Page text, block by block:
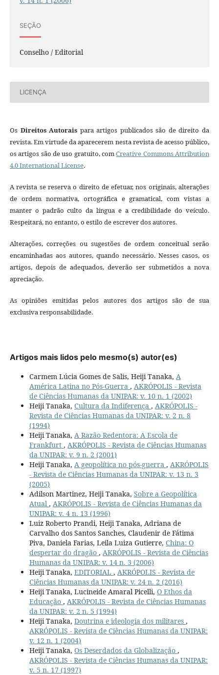
SEÇÃO
Conselho / Editorial
LICENÇA
Os Direitos Autorais para artigos publicados são de direito da
revista. Em virtude da aparecerem nesta revista de acesso público,
os artigos são de uso gratuito, comCreative Commons Attribution
4.0 International License.
A revista se reserva o direito de efetuar, nos originais, alterações
de ordem normativa, ortográfica e gramatical, com vistas a
manter o padrão culto da língua e a credibilidade do veículo.
Respeitará, no entanto, o estilo de escrever dos autores.
Alterações, correções ou sugestões de ordem conceitual serão
encaminhadas aos autores, quando necessário. Nesses casos, os
artigos, depois de adequados, deverão ser submetidos a nova
apreciação.
As opiniões emitidas pelos autores dos artigos são de sua
exclusiva responsabilidade.
Artigos mais lidos pelo mesmo(s) autor(es)
Carmem Lúcia Gomes de Salis, Heiji Tanaka, A
América Latina no Pós-Guerra , AKRÓPOLIS - Revista
de Ciências Humanas da UNIPAR: v. 10 n. 1 (2002)
Heiji Tanaka, Cultura da Indiferença , AKRÓPOLIS -
Revista de Ciências Humanas da UNIPAR: v. 2 n. 8
(1994)
Heiji Tanaka, A Razão Redentora: A Escola de
Frankfurt , AKRÓPOLIS - Revista de Ciências Humanas
da UNIPAR: v. 9 n. 2 (2001)
Heiji Tanaka, A geopolítica no pós-guerra , AKRÓPOLIS
- Revista de Ciências Humanas da UNIPAR: v. 13 n. 3
(2005)
Adilson Martinez, Heiji Tanaka, Sobre a Geopolítica
Atual , AKRÓPOLIS - Revista de Ciências Humanas da
UNIPAR: v. 4 n. 13 (1996)
Luiz Roberto Prandi, Heiji Tanaka, Adriana de
Carvalho dos Santos Sanches, Claudenir de Fátima
Piva, Daniela Farias, Leila Luiza Gutierre, China: O
despertar do dragão , AKRÓPOLIS - Revista de Ciências
Humanas da UNIPAR: v. 14 n. 3 (2006)
Heiji Tanaka, EDITORIAL , AKRÓPOLIS - Revista de
Ciências Humanas da UNIPAR: v. 24 n. 2 (2016)
Heiji Tanaka, Lucineide Amaral Picelli, O Ethos da
Educação , AKRÓPOLIS - Revista de Ciências Humanas
da UNIPAR: v. 2 n. 5 (1994)
Heiji Tanaka, Doutrina e ideologia dos militares ,
AKRÓPOLIS - Revista de Ciências Humanas da UNIPAR:
v. 12 n. 1 (2004)
Heiji Tanaka, Os Deserdados da Globalização ,
AKRÓPOLIS - Revista de Ciências Humanas da UNIPAR:
v. 5 n. 17 (1997)